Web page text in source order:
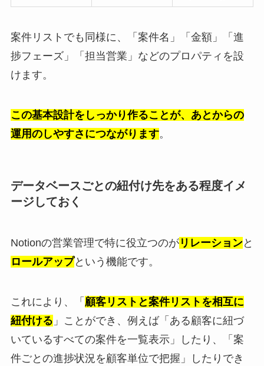
案件リストでも同様に、「案件名」「金額」「進
捗フェーズ」「担当営業」などのプロパティを設
けます。
この基本設計をしっかり作ることが、あとからの
運用のしやすさにつながります。
データベースごとの紐付け先をある程度イメ
ージしておく
Notionの営業管理で特に役立つのがリレーションと
ロールアップという機能です。
これにより、「 顧客リストと案件リストを相互に
紐付ける 」ことができ、例えば「ある顧客に紐づ
いているすべての案件を一覧表示」したり、「案
件ごとの進捗状況を顧客単位で把握」したりでき